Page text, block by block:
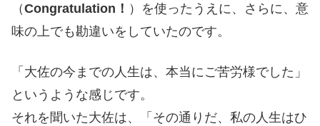
（Congratulation！ ）を使ったうえに、さらに、意
味の上でも勘違いをしていたのです。
「大佐の今までの人生は、本当にご苦労様でした」
というような感じです。
それを聞いた大佐は、「その通りだ、私の人生はひ